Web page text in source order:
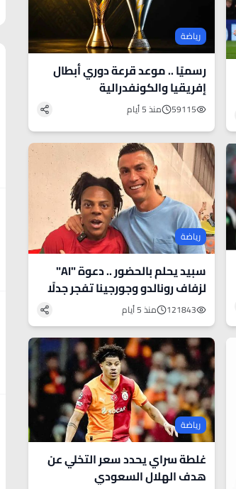
رياضة
رسميًا .. موعد قرعة دوري أبطال
إفريقيا والكونفدرالية
59115 منذ 5 أيام
رياضة
سبيد يحلم بالحضور .. دعوة "AI"
لزفاف رونالدو وجورجينا تفجر جدلًا
121843 منذ 5 أيام
رياضة
غلطة سراي يحدد سعر التخلي عن
هدف الهلال السعودي